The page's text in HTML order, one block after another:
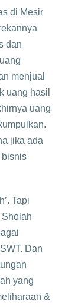
di Mesir
dan
menjual
uang hasil
uang
jika ada
bisnis
Tapi
Dan
yang
&